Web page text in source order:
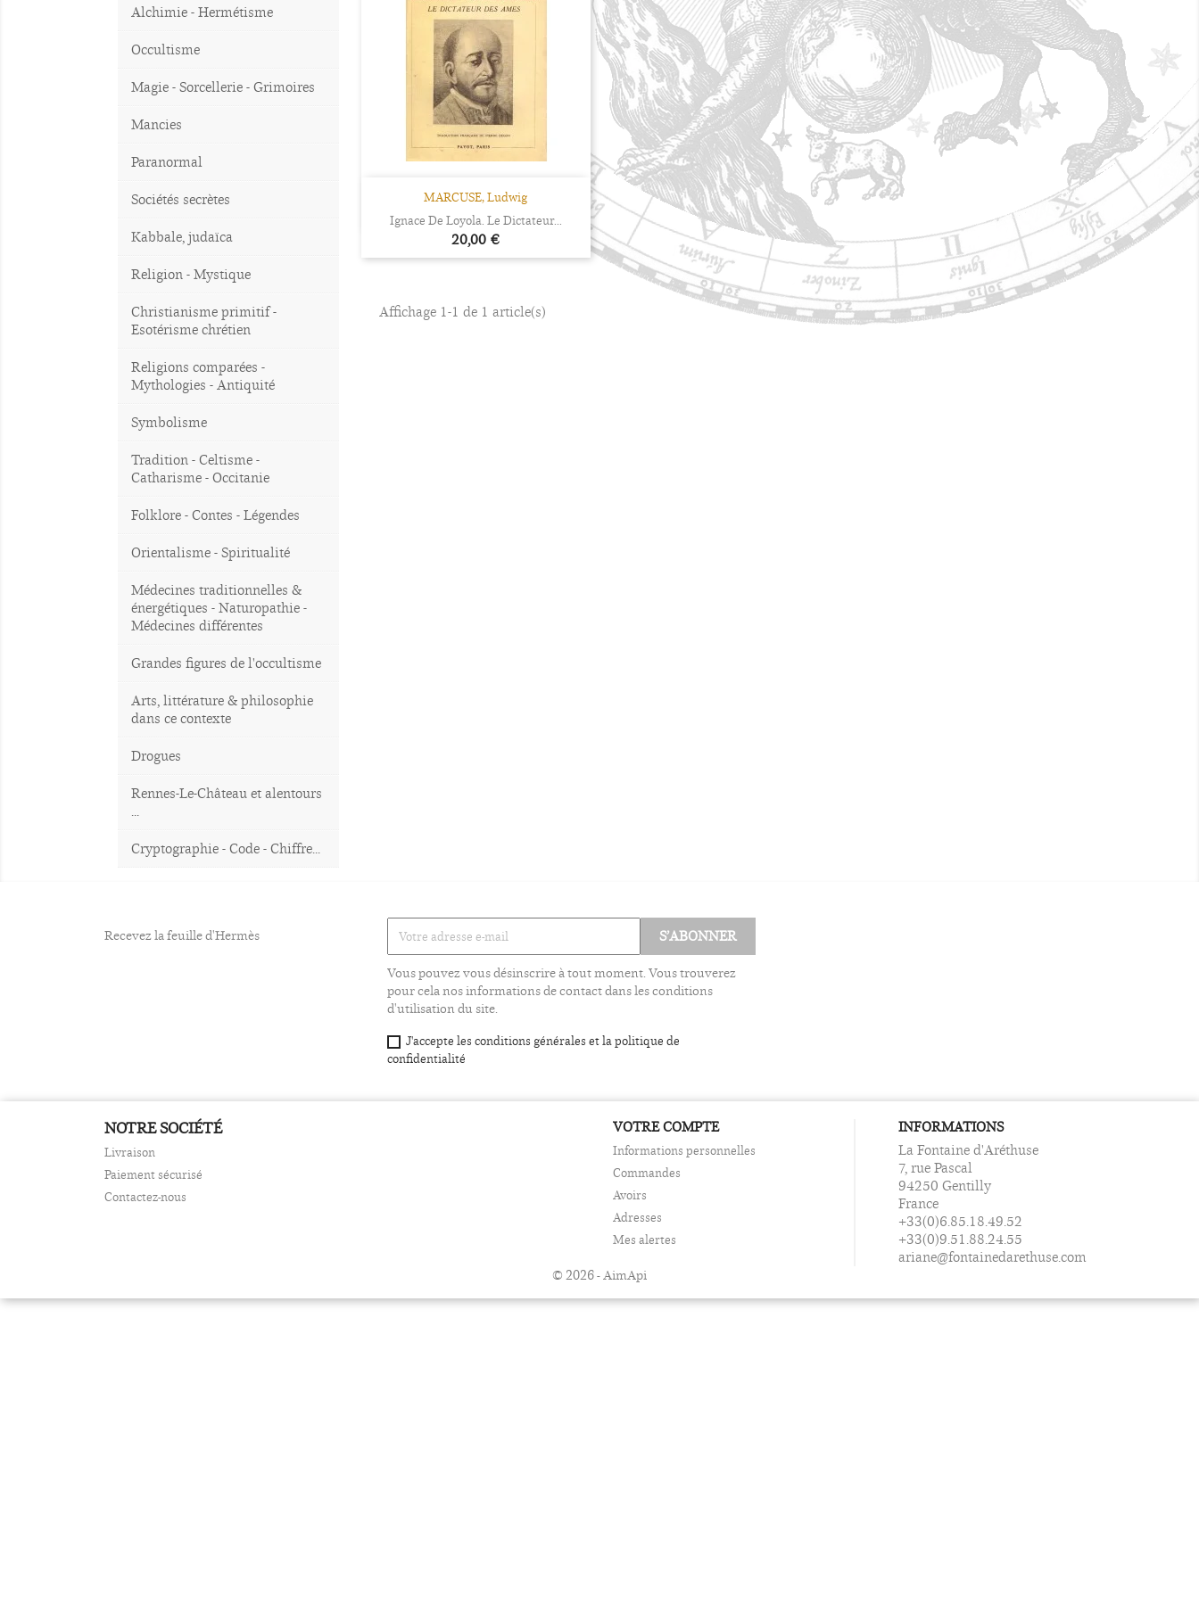
Alchimie - Hermétisme
Occultisme
Magie - Sorcellerie - Grimoires
Mancies
Paranormal
Sociétés secrètes
Kabbale, judaïca
Religion - Mystique
Christianisme primitif -
Esotérisme chrétien
Religions comparées -
Mythologies - Antiquité
Symbolisme
Tradition - Celtisme -
Catharisme - Occitanie
Folklore - Contes - Légendes
Orientalisme - Spiritualité
Médecines traditionnelles &
énergétiques - Naturopathie -
Médecines différentes
Grandes figures de l'occultisme
Arts, littérature & philosophie
dans ce contexte
Drogues
Rennes-Le-Château et alentours
...
Cryptographie - Code - Chiffre...
MARCUSE, Ludwig
Ignace De Loyola. Le Dictateur...
Prix
20,00 €
Aperçu rapide
Affichage 1-1 de 1 article(s)
Recevez la feuille d'Hermès
Vous pouvez vous désinscrire à tout moment. Vous trouverez
pour cela nos informations de contact dans les conditions
d'utilisation du site.
J'accepte les conditions générales et la politique de
confidentialité
NOTRE SOCIÉTÉ
Livraison
Paiement sécurisé
Contactez-nous
VOTRE COMPTE
Informations personnelles
Commandes
Avoirs
Adresses
Mes alertes
INFORMATIONS
La Fontaine d'Aréthuse
7, rue Pascal
94250 Gentilly
France
+33(0)6.85.18.49.52
+33(0)9.51.88.24.55
ariane@fontainedarethuse.com
© 2026 - AimApi